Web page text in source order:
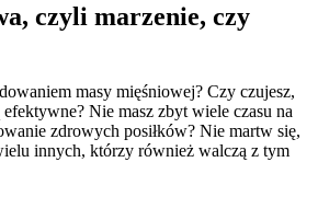
czyli marzenie, czy
masy mięśniowej? Czy czujesz,
Nie masz zbyt wiele czasu na
zdrowych posiłków? Nie martw się,
innych, którzy również walczą z tym